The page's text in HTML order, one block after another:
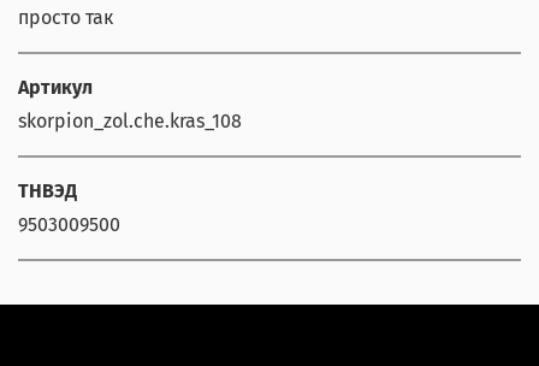
просто так
Артикул
skorpion_zol.che.kras_108
ТНВЭД
9503009500